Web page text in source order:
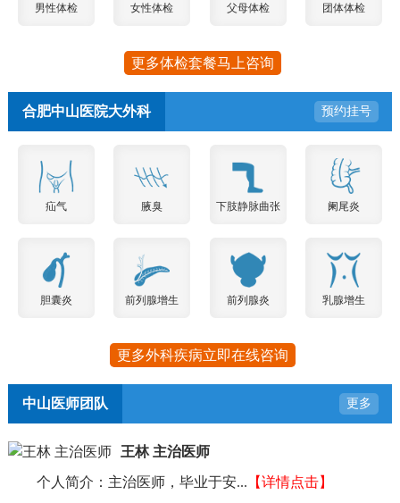
男性体检 女性体检 父母体检 团体体检
更多体检套餐马上咨询
合肥中山医院大外科 预约挂号
疝气 腋臭 下肢静脉曲张 阑尾炎
胆囊炎 前列腺增生 前列腺炎 乳腺增生
更多外科疾病立即在线咨询
中山医师团队 更多
王林 主治医师
个人简介：主治医师，毕业于安... 【详情点击】